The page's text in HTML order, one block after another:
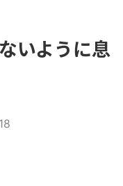
いように息